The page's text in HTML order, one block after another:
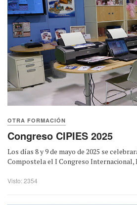
OTRA FORMACIÓN
Congreso CIPIES 2025
Los días 8 y 9 de mayo de 2025 se
Compostela el I Congreso Internacional,
Visto: 2354